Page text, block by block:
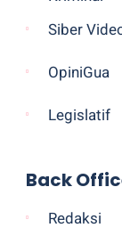
Siber
OpiniGua
Legislatif
Back
Redaksi